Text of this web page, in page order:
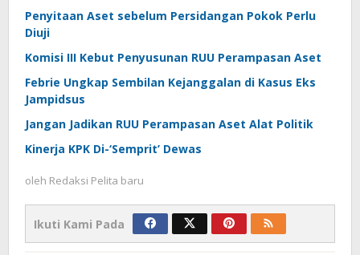
Penyitaan Aset sebelum Persidangan Pokok Perlu
Diuji
Komisi III Kebut Penyusunan RUU Perampasan Aset
Febrie Ungkap Sembilan Kejanggalan di Kasus Eks
Jampidsus
Jangan Jadikan RUU Perampasan Aset Alat Politik
Kinerja KPK Di-‘Semprit’ Dewas
oleh Redaksi Pelita baru
Ikuti Kami Pada